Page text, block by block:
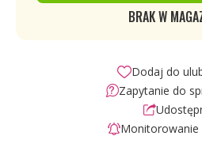
BRAK W
Dodaj do
Zapytanie do
Monitorowanie